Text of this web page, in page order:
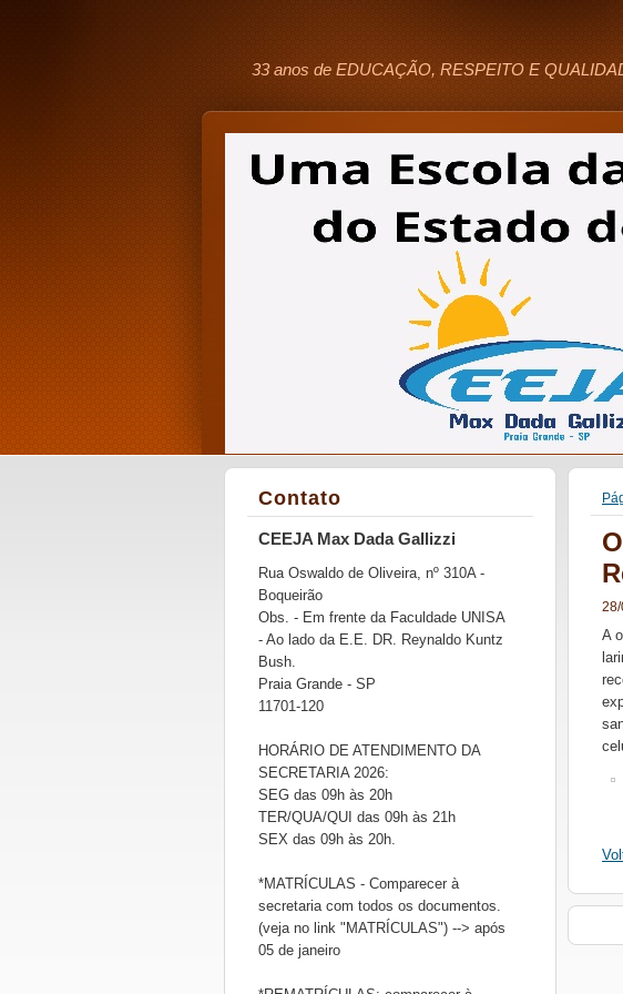
33 anos de EDUCAÇÃO, RESPEITO E
28/
A
Contato
CEEJA Max Dada Gallizzi
Rua Oswaldo de Oliveira, nº 310A -
Boqueirão
Obs. - Em frente da Faculdade UNISA
- Ao lado da E.E. DR. Reynaldo Kuntz
Bush.
Praia Grande - SP
11701-120
HORÁRIO DE ATENDIMENTO DA
SECRETARIA 2026:
SEG das 09h às 20h
TER/QUA/QUI das 09h às 21h
SEX das 09h às 20h.
*MATRÍCULAS - Comparecer à
secretaria com todos os documentos.
(veja no link "MATRÍCULAS") --> após
05 de janeiro